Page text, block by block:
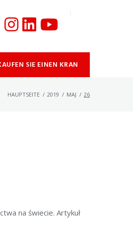
SIE EINEN KRAN
HAUPTSEITE / 2019 / MAJ / 26
na świecie. Artykuł